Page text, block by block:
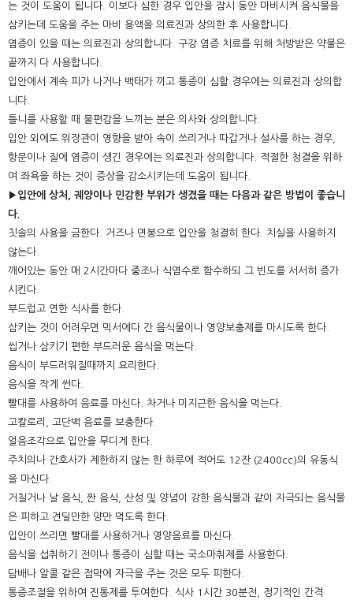
는 것이 도움이 됩니다. 이보다 심한 경우 입안을 잠시 동안 마비시켜 음식물을
삼키는데 도움을 주는 마비 용액을 의료진과 상의한 후 사용합니다.
염증이 있을 때는 의료진과 상의합니다. 구강 염증 치료를 위해 처방받은 약물은
끝까지 다 사용합니다.
입안에서 계속 피가 나거나 백태가 끼고 통증이 심할 경우에는 의료진과 상의합
니다.
틀니를 사용할 때 불편감을 느끼는 분은 의사와 상의합니다.
입안 외에도 위장관이 영향을 받아 속이 쓰리거나 따갑거나 설사를 하는 경우,
항문이나 질에 염증이 생긴 경우에는 의료진과 상의합니다. 적절한 청결을 위하
여 좌욕을 하는 것이 증상을 감소시키는데 도움이 됩니다.
▶입안에 상처, 궤양이나 민감한 부위가 생겼을 때는 다음과 같은 방법이 좋습니
다.
칫솔의 사용을 금한다. 거즈나 면봉으로 입안을 청결히 한다. 치실을 사용하지
않는다.
깨어있는 동안 매 2시간마다 중조나 식염수로 함수하되 그 빈도를 서서히 증가
시킨다.
부드럽고 연한 식사를 한다.
삼키는 것이 어려우면 믹서에다 간 음식물이나 영양보충제를 마시도록 한다.
씹거나 삼키기 편한 부드러운 음식을 먹는다.
음식이 부드러워질때까지 요리한다.
음식을 작게 썬다.
빨대를 사용하여 음료를 마신다. 차거나 미지근한 음식을 먹는다.
고칼로리, 고단백 음료를 보충한다.
얼음조각으로 입안을 무디게 한다.
주치의나 간호사가 제한하지 않는 한 하루에 적어도 12잔 (2400cc)의 유동식
을 마신다.
거칠거나 날 음식, 짠 음식, 산성 및 양념이 강한 음식물과 같이 자극되는 음식물
은 피하고 견딜만한 양만 먹도록 한다.
입안이 쓰리면 빨대를 사용하거나 영양음료를 마신다.
음식을 섭취하기 전이나 통증이 심할 때는 국소마취제를 사용한다.
담배나 알콜 같은 점막에 자극을 주는 것은 모두 피한다.
통증조절을 위하여 진통제를 투여한다. 식사 1시간 30분전, 정기적인 간격